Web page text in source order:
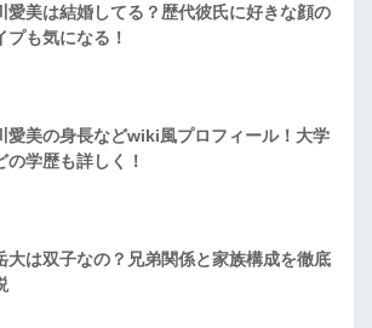
愛美は結婚してる？歴代彼氏に好きな顔の
プも気になる！
愛美の身長などwiki風プロフィール！大学
の学歴も詳しく！
大は双子なの？兄弟関係と家族構成を徹底